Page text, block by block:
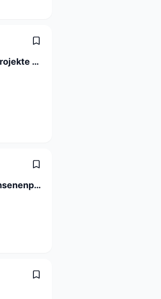
ICT-Projektleiter/-in Digitalisierungsprojekte 60-100 %
Assistenzärztin/Assistenzarzt Erwachsenenpsychiatrie Ambulatorium 80 - 100 %